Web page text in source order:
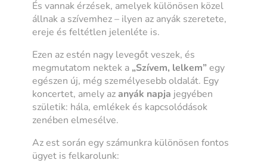
És vannak érzések, amelyek különösen közel
állnak a szívemhez – ilyen az anyák szeretete,
ereje és feltétlen jelenléte is.
Ezen az estén nagy levegőt veszek, és
megmutatom nektek a „Szívem, lelkem”egy
egészen új, még személyesebb oldalát. Egy
koncertet, amely azanyák napja jegyében
születik: hála, emlékek és kapcsolódások
zenében elmesélve.
Az est során egy számunkra különösen fontos
ügyet is felkarolunk: